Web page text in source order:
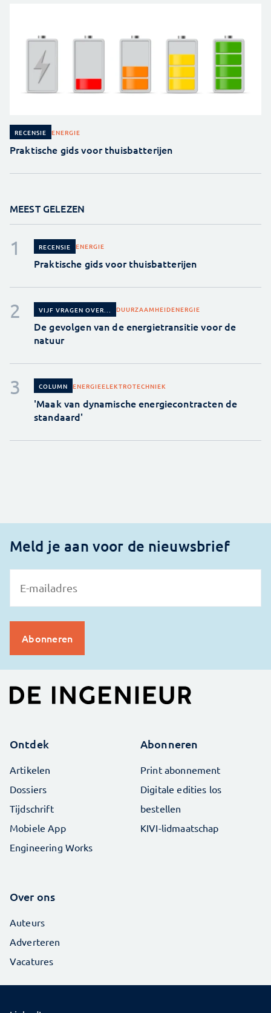
RECENSIE ENERGIE
Praktische gids voor thuisbatterijen
MEEST GELEZEN
RECENSIE ENERGIE
Praktische gids voor thuisbatterijen
VIJF VRAGEN OVER... DUURZAAMHEIDENERGIE
De gevolgen van de energietransitie voor de
natuur
COLUMN ENERGIEELEKTROTECHNIEK
'Maak van dynamische energiecontracten de
standaard'
Meld je aan voor de nieuwsbrief
Ontdek
Artikelen
Dossiers
Tijdschrift
Mobiele App
Engineering Works
Abonneren
Print abonnement
Digitale edities los
bestellen
KIVI-lidmaatschap
Over ons
Auteurs
Adverteren
Vacatures